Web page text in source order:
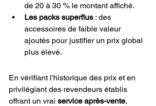
de 20 à 30 % le montant affiché.
Les packs superflus : des
accessoires de faible valeur
ajoutés pour justifier un prix global
plus élevé.
En vérifiant l'historique des prix et en
privilégiant des revendeurs établis
offrant un vrai service après-vente,